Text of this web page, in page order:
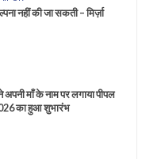
नहीं की जा सकती – मिर्ज़ा
अपनी माँ के नाम पर लगाया पीपल
का हुआ शुभारंभ